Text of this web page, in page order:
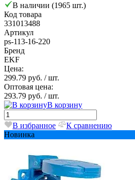
В наличии (1965 шт.)
Код товара
331013488
Артикул
ps-113-16-220
Бренд
EKF
Цена:
299.79 руб. / шт.
Оптовая цена:
293.79 руб. / шт.
В корзину
В избранное
К сравнению
Новинка